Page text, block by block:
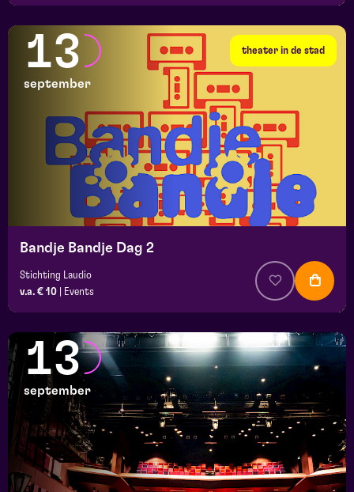
theater in de stad
13
september
Bandje Bandje Dag 2
Stichting Laudio
v.a. € 10
Events
13
september